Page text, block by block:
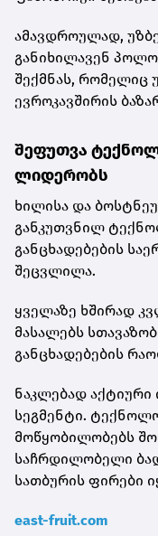
ამავდროულად,
განიხილავენ
შექმნას, რომელიც
ევროკავშირის
შეფუთვა
ლიდერობს
ხილისა და
განკუთვნილ
განცხადებების
შეცვლილა.
ყველაზე ხშირად
მასალებს
განცხადებების
ნაკლებად აქტიური
სეგმენტი.
მოწყობილობებს
საჩრდილობელი
სათბურის ფირები
east-fruit.com